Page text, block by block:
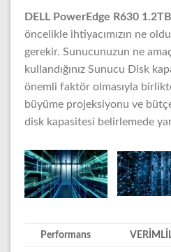
DELL PowerEdge R630
öncelikle ihtiyacımızın ne
gerekir. Sunucunuzun ne
kullandığınız Sunucu Disk
önemli faktör olmasıyla
büyüme projeksiyonu ve
disk kapasitesi belirlemede
Performans